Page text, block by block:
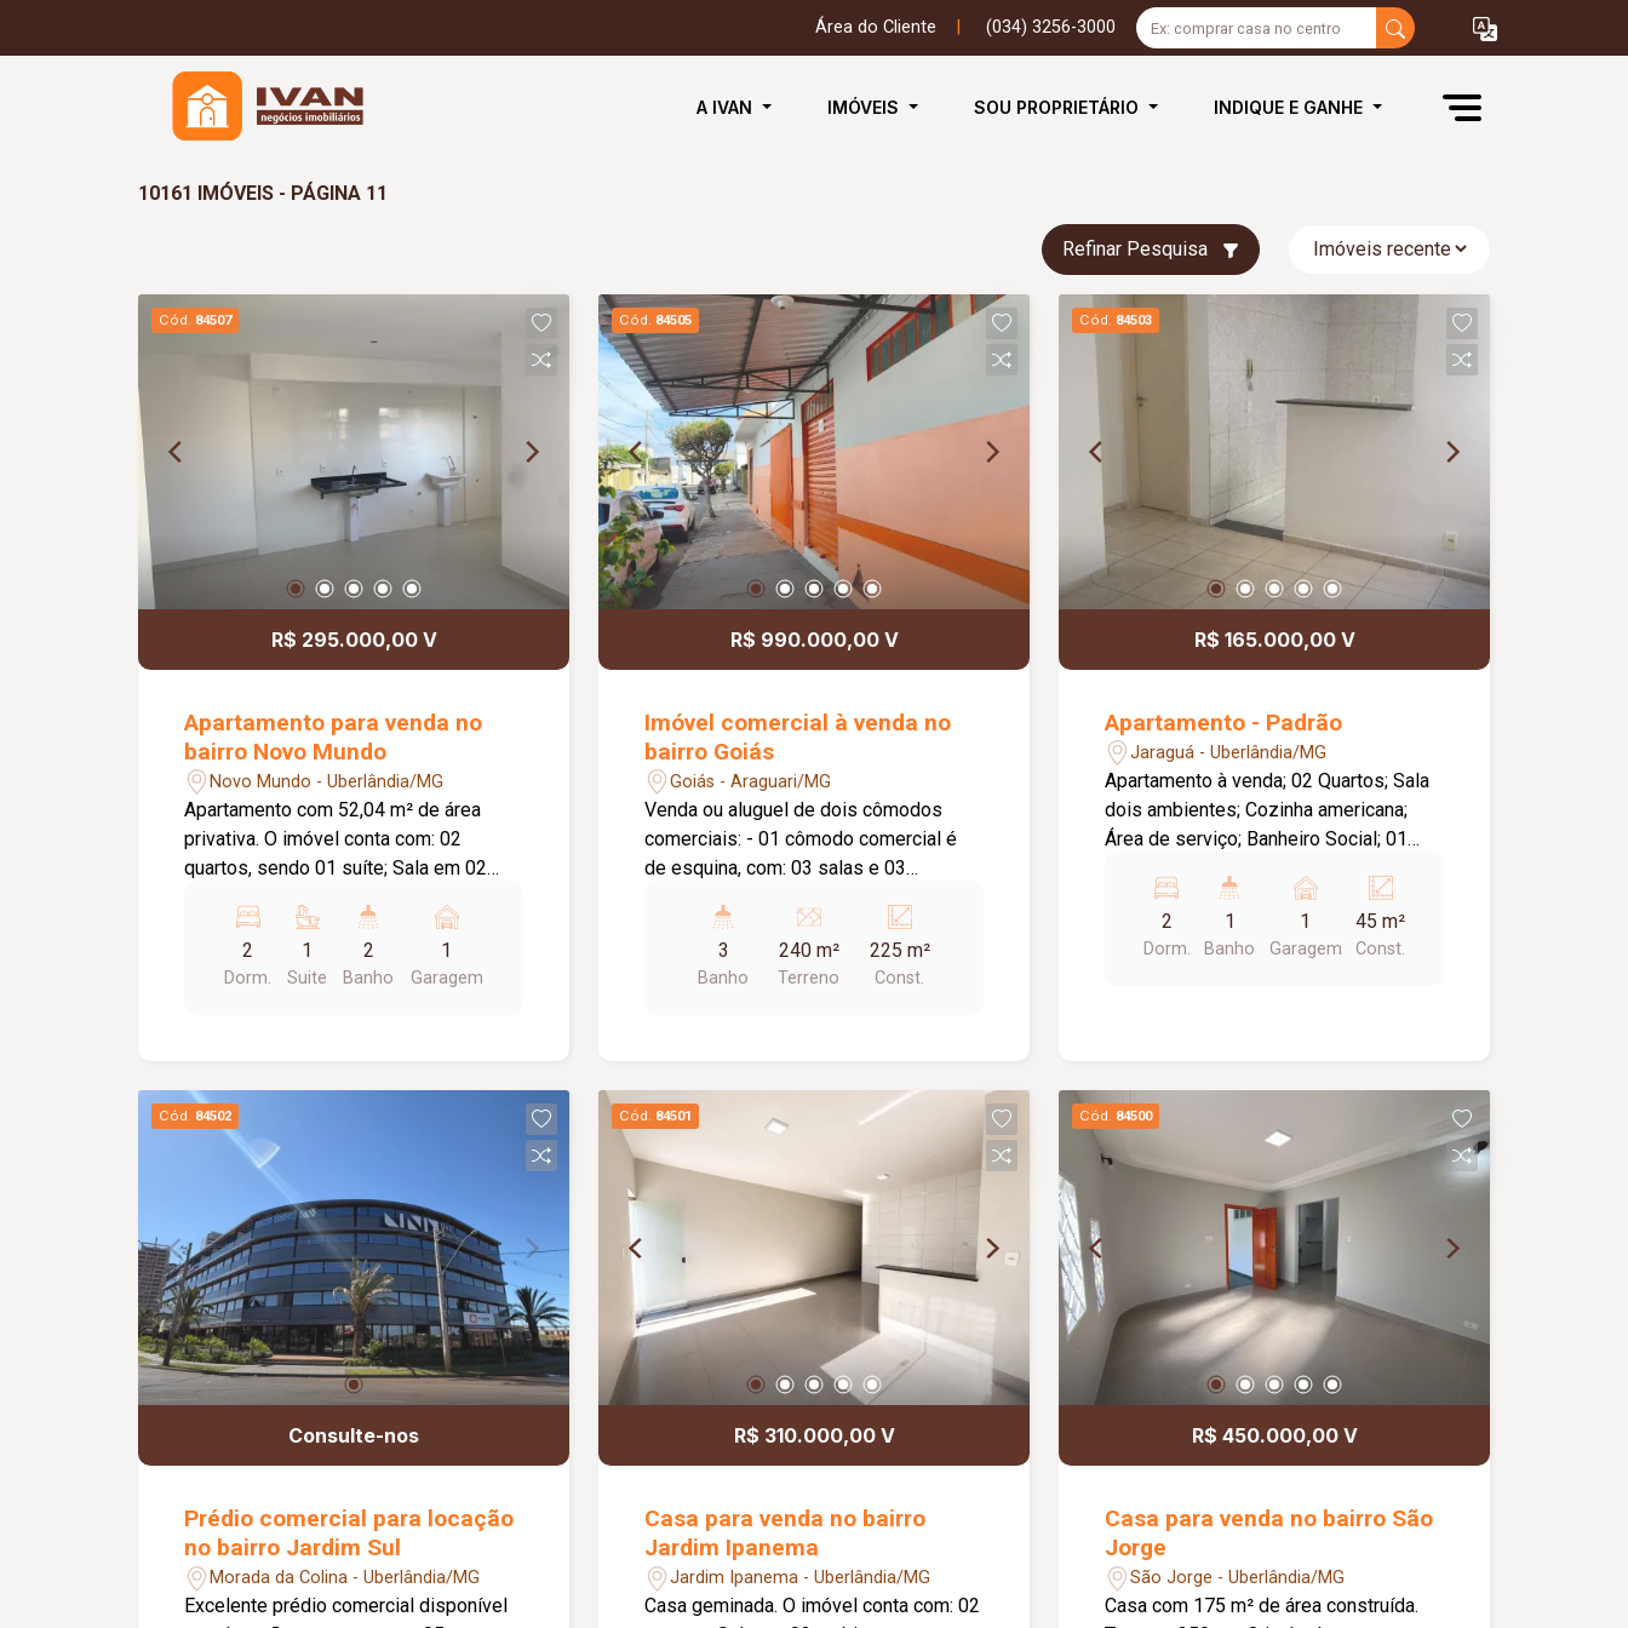
Área do Cliente (034) 3256-3000
A IVAN IMÓVEIS SOU PROPRIETÁRIO INDIQUE E GANHE
10161 IMÓVEIS - PÁGINA 11
Refinar Pesquisa
Cód. 84507
R$ 295.000,00 V
Apartamento para venda no
bairro Novo Mundo
Novo Mundo - Uberlândia/MG
Apartamento com 52,04 m² de área
privativa. O imóvel conta com: 02
quartos, sendo 01 suíte; Sala em 02
com pia; Banheiro social; Lavanderia; 01
vaga de estacionamento descoberta; O
condomínio conta com: Portaria 24
alarme; Salão de festas; Playground;
Piscina; Diferenciais: Piso em
porcelanato; Bancadas em granito;
Informações complementares: Área
construída de 73,49 m².
2
Dorm.
1
Suite
2
Banho
1
Garagem
Cód. 84505
R$ 990.000,00 V
Imóvel comercial à venda no
bairro Goiás
Goiás - Araguari/MG
Venda ou aluguel de dois cômodos
comerciais: - 01 cômodo comercial é
de esquina, com: 03 salas e 03
vários fins(valor do aluguel 1,5 salário
mínimo). - 02 cômodo é mais completo,
possui câmara fria, WC, cozinha,
salário mínimo). 01 cômodo com
câmara fria e 02 banheiros; 01 cômodo
de esquina com 03 banheiros.
3
Banho
240 m²
Terreno
225 m²
Const.
Cód. 84503
R$ 165.000,00 V
Apartamento - Padrão
Jaraguá - Uberlândia/MG
Apartamento à venda; 02 Quartos; Sala
dois ambientes; Cozinha americana;
Área de serviço; Banheiro Social; 01
e água inclusos. Portaria 24 horas,
quadra, playground, salão de festas.
2
Dorm.
1
Banho
1
Garagem
45 m²
Const.
Cód. 84502
Consulte-nos
Prédio comercial para locação
no bairro Jardim Sul
Morada da Colina - Uberlândia/MG
Excelente prédio comercial disponível
Cód. 84501
R$ 310.000,00 V
Casa para venda no bairro
Jardim Ipanema
Jardim Ipanema - Uberlândia/MG
Casa geminada. O imóvel conta com: 02
Cód. 84500
R$ 450.000,00 V
Casa para venda no bairro São
Jorge
São Jorge - Uberlândia/MG
Casa com 175 m² de área construída.